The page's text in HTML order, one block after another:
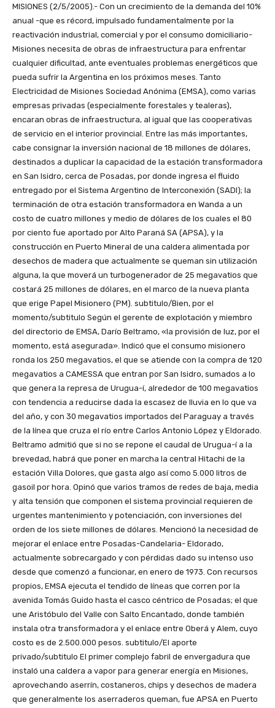
MISIONES (2/5/2005).- Con un crecimiento de la demanda del 10%
anual -que es récord, impulsado fundamentalmente por la
reactivación industrial, comercial y por el consumo domiciliario-
Misiones necesita de obras de infraestructura para enfrentar
cualquier dificultad, ante eventuales problemas energéticos que
pueda sufrir la Argentina en los próximos meses. Tanto
Electricidad de Misiones Sociedad Anónima (EMSA), como varias
empresas privadas (especialmente forestales y tealeras),
encaran obras de infraestructura, al igual que las cooperativas
de servicio en el interior provincial. Entre las más importantes,
cabe consignar la inversión nacional de 18 millones de dólares,
destinados a duplicar la capacidad de la estación transformadora
en San Isidro, cerca de Posadas, por donde ingresa el fluido
entregado por el Sistema Argentino de Interconexión (SADI); la
terminación de otra estación transformadora en Wanda a un
costo de cuatro millones y medio de dólares de los cuales el 80
por ciento fue aportado por Alto Paraná SA (APSA), y la
construcción en Puerto Mineral de una caldera alimentada por
desechos de madera que actualmente se queman sin utilización
alguna, la que moverá un turbogenerador de 25 megavatios que
costará 25 millones de dólares, en el marco de la nueva planta
que erige Papel Misionero (PM). subtitulo/Bien, por el
momento/subtitulo Según el gerente de explotación y miembro
del directorio de EMSA, Darío Beltramo, «la provisión de luz, por el
momento, está asegurada». Indicó que el consumo misionero
ronda los 250 megavatios, el que se atiende con la compra de 120
megavatios a CAMESSA que entran por San Isidro, sumados a lo
que genera la represa de Urugua-í, alrededor de 100 megavatios
con tendencia a reducirse dada la escasez de lluvia en lo que va
del año, y con 30 megavatios importados del Paraguay a través
de la línea que cruza el río entre Carlos Antonio López y Eldorado.
Beltramo admitió que si no se repone el caudal de Urugua-í a la
brevedad, habrá que poner en marcha la central Hitachi de la
estación Villa Dolores, que gasta algo así como 5.000 litros de
gasoil por hora. Opinó que varios tramos de redes de baja, media
y alta tensión que componen el sistema provincial requieren de
urgentes mantenimiento y potenciación, con inversiones del
orden de los siete millones de dólares. Mencionó la necesidad de
mejorar el enlace entre Posadas-Candelaria- Eldorado,
actualmente sobrecargado y con pérdidas dado su intenso uso
desde que comenzó a funcionar, en enero de 1973. Con recursos
propios, EMSA ejecuta el tendido de líneas que corren por la
avenida Tomás Guido hasta el casco céntrico de Posadas; el que
une Aristóbulo del Valle con Salto Encantado, donde también
instala otra transformadora y el enlace entre Oberá y Alem, cuyo
costo es de 2.500.000 pesos. subtitulo/El aporte
privado/subtitulo El primer complejo fabril de envergadura que
instaló una caldera a vapor para generar energía en Misiones,
aprovechando aserrín, costaneros, chips y desechos de madera
que generalmente los aserraderos queman, fue APSA en Puerto